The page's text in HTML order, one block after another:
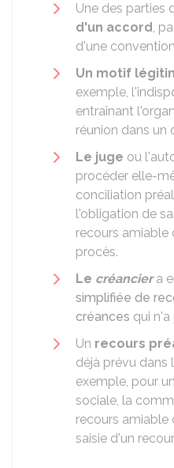
Une des parties
d'un accord,
d'une
Un motif
exemple,
entraînant
réunion dans un
Le juge ou
procéder elle-
conciliation
l'obligation de
recours amiable
procès.
Le créancier a
simplifiée de
créances qui
Un recours
déjà prévu dans
exemple, pour
sociale, la
recours
saisie d'un